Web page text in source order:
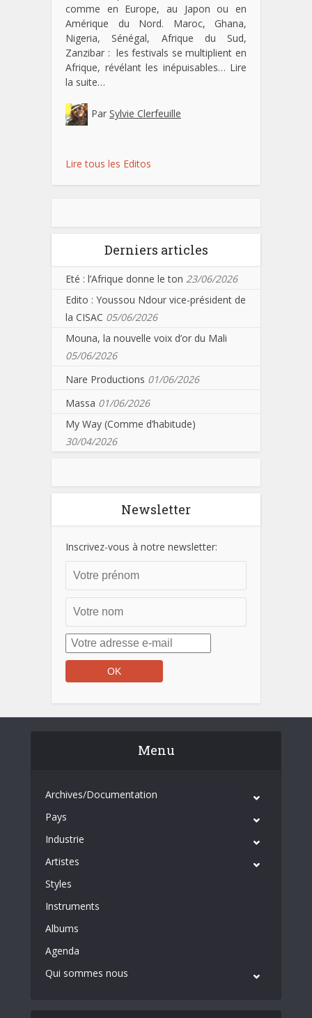
comme en Europe, au Japon ou en
Amérique du Nord. Maroc, Ghana,
Nigeria, Sénégal, Afrique du Sud,
Zanzibar : les festivals se multiplient en
Afrique, révélant les inépuisables… Lire
la suite…
Par Sylvie Clerfeuille
Lire tous les Editos
Derniers articles
Eté : l’Afrique donne le ton 23/06/2026
Edito : Youssou Ndour vice-président de
la CISAC 05/06/2026
Mouna, la nouvelle voix d’or du Mali
05/06/2026
Nare Productions 01/06/2026
Massa 01/06/2026
My Way (Comme d’habitude)
30/04/2026
Newsletter
Inscrivez-vous à notre newsletter:
Menu
Archives/Documentation
Pays
Industrie
Artistes
Styles
Instruments
Albums
Agenda
Qui sommes nous